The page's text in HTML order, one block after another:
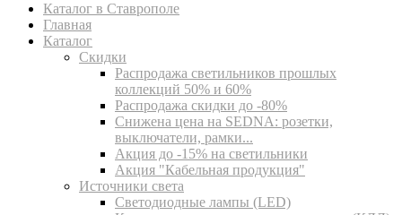
Каталог в Ставрополе
Главная
Каталог
Скидки
Распродажа светильников прошлых
коллекций 50% и 60%
Распродажа скидки до -80%
Cнижена цена на SEDNA: розетки,
выключатели, рамки...
Акция до -15% на светильники
Акция "Кабельная продукция"
Источники света
Светодиодные лампы (LED)